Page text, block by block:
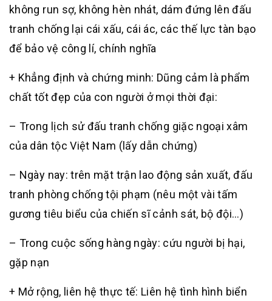
không run sợ, không hèn nhát, dám đứng lên đấu
tranh chống lại cái xấu, cái ác, các thế lực tàn bạo
để bảo vệ công lí, chính nghĩa
+ Khẳng định và chứng minh: Dũng cảm là phẩm
chất tốt đẹp của con người ở mọi thời đại:
– Trong lịch sử đấu tranh chống giặc ngoại xâm
của dân tộc Việt Nam (lấy dẫn chứng)
– Ngày nay: trên mặt trận lao động sản xuất, đấu
tranh phòng chống tội phạm (nêu một vài tấm
gương tiêu biểu của chiến sĩ cảnh sát, bộ đội…)
– Trong cuộc sống hàng ngày: cứu người bị hại,
gặp nạn
+ Mở rộng, liên hệ thực tế: Liên hệ tình hình biển